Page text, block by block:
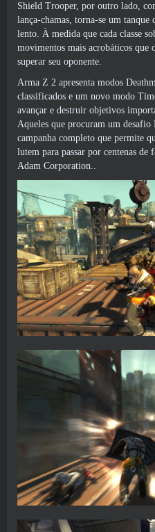
Shield Trooper, por outro lado,
lança-chamas, torna-se um
lento. À medida que cada classe
movimentos mais acrobáticos que
superar seu oponente.
Arma Z 2 apresenta modos
classificados e um novo modo
avançar e destruir objetivos
Aqueles que procuram um
campanha completo que permite
lutem para passar por centenas de
Adam Corporation..